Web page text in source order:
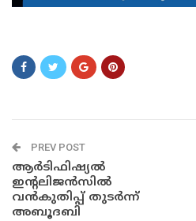
PREV POST
ആർടിഫിഷ്യൽ
ഇന്റലിജൻസിൽ
വൻകുതിപ്പ് തുടർന്ന്
അബൂദബി